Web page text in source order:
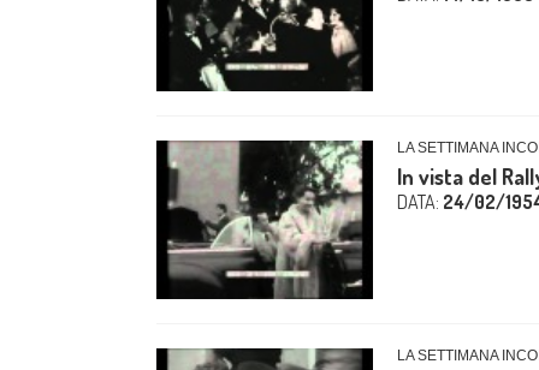
LA SETTIMANA
In vista del
DATA: 24/02/
LA SETTIMANA